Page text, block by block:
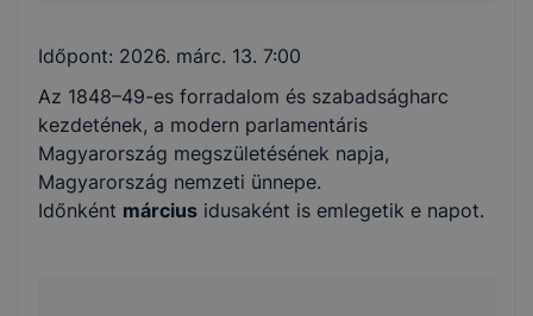
Időpont: 2026. márc. 13. 7:00
Az 1848–49-es forradalom és szabadságharc
kezdetének, a modern parlamentáris
Magyarország megszületésének napja,
Magyarország nemzeti ünnepe.
Időnként március idusaként is emlegetik e napot.